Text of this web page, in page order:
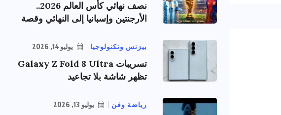
نصف نهائي كأس العالم 2026..
الأرجنتين وإسبانيا إلى النهائي وقصة
بيزنس وتكنولوجيا يوليو 14, 2026
تسريبات Galaxy Z Fold 8 Ultra
تظهر شاشة بلا تجاعيد
رياضة وفن يوليو 13, 2026